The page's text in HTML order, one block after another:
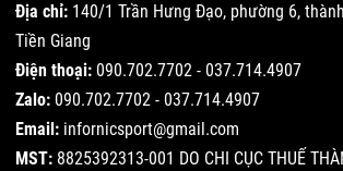
Địa chỉ: 140/1 Trần Hưng Đạo, phường 6,
Tiền Giang
Điện thoại: 090.702.7702 - 037.714.4907
Zalo: 090.702.7702 - 037.714.4907
Email: infornicsport@gmail.com
MST: 8825392313-001 DO CHI CỤC THUẾ